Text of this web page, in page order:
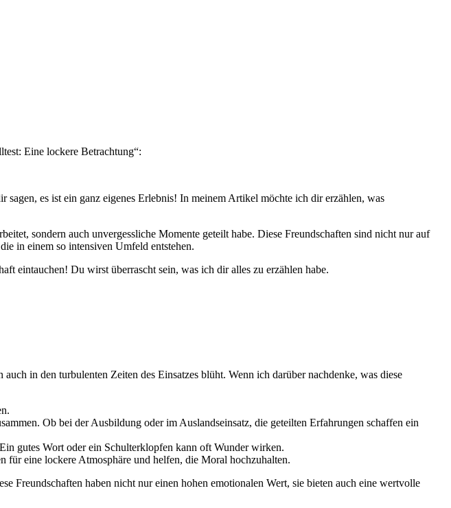
Eine lockere⁢ Betrachtung“:
es ist ein ‌ganz eigenes Erlebnis! In meinem​ Artikel möchte ich dir erzählen, was
sondern auch unvergessliche Momente geteilt habe. Diese Freundschaften sind nicht nur auf
in ‌einem‍ so intensiven Umfeld entstehen.​
eintauchen! Du wirst überrascht ⁤sein, was ⁤ich dir alles zu erzählen ​habe.
in⁢ den turbulenten Zeiten des Einsatzes blüht.⁢ Wenn ich darüber nachdenke, was diese
Ob ‌bei⁢ der⁤ Ausbildung oder ​im​ Auslandseinsatz, die​ geteilten Erfahrungen schaffen ein
gutes Wort⁣ oder ein Schulterklopfen kann oft Wunder wirken.
für eine lockere Atmosphäre und helfen,⁣ die ‌Moral ⁢hochzuhalten.
Freundschaften haben nicht nur⁢ einen hohen emotionalen Wert, sie bieten auch eine wertvolle